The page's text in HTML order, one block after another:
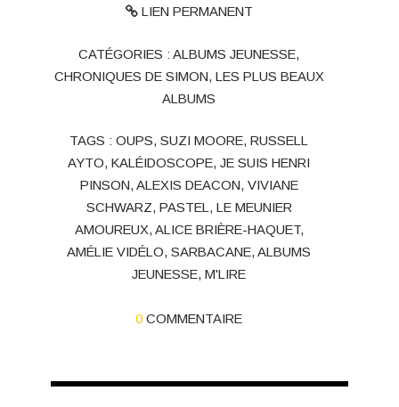
LIEN PERMANENT
CATÉGORIES :ALBUMS JEUNESSE,
CHRONIQUES DE SIMON, LES PLUS BEAUX
ALBUMS
TAGS :OUPS,SUZI MOORE,RUSSELL
AYTO,KALÉIDOSCOPE,JE SUIS HENRI
PINSON, ALEXIS DEACON, VIVIANE
SCHWARZ, PASTEL, LE MEUNIER
AMOUREUX, ALICE BRIÈRE-HAQUET,
AMÉLIE VIDÉLO,SARBACANE,ALBUMS
JEUNESSE,M'LIRE
0 COMMENTAIRE